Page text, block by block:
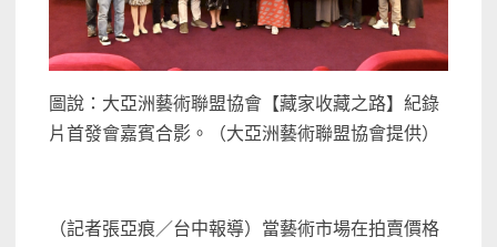
圖說：大亞洲藝術聯盟協會【藏家收藏之路】紀錄
片首發會嘉賓合影。（大亞洲藝術聯盟協會提供）
（記者張亞痕／台中報導）當藝術市場在拍賣價格